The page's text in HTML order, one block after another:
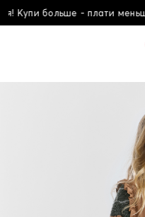
Купи больше - плати меньше!